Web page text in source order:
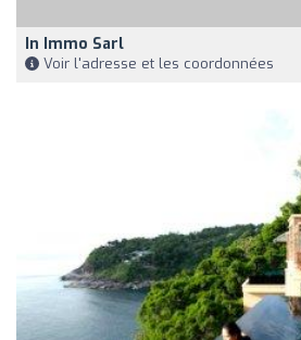
In Immo Sarl
Voir l'adresse et les coordonnées